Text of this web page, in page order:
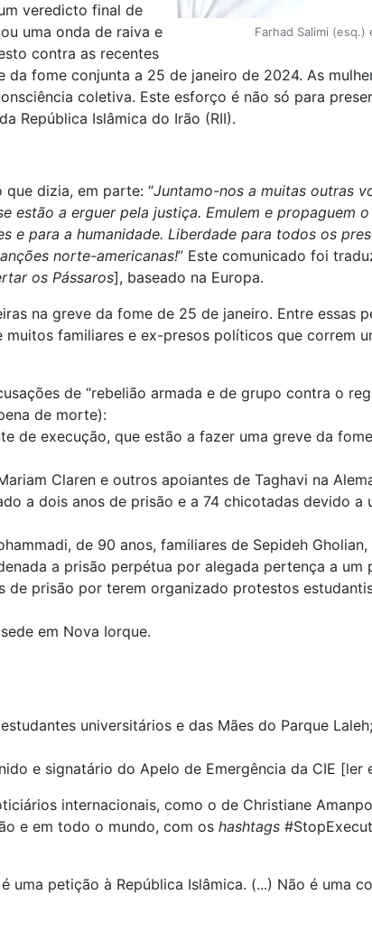
Farhad Salimi (esq.)
veredicto final de
uma onda de raiva e
contra as recentes
da fome conjunta a 25 de janeiro de 2024. As
coletiva. Este esforço é não só para
República Islâmica do Irão (RII).
dizia, em parte: “Juntamo-nos a muitas outras
estão a erguer pela justiça. Emulem e propaguem
e para a humanidade. Liberdade para todos os
norte-americanas!” Este comunicado foi
os Pássaros], baseado na Europa.
na greve da fome de 25 de janeiro. Entre essas
familiares e ex-presos políticos que correm
de “rebelião armada e de grupo contra o
de morte):
de execução, que estão a fazer uma greve da
Claren e outros apoiantes de Taghavi na
a dois anos de prisão e a 74 chicotadas devido a
de 90 anos, familiares de Sepideh
a prisão perpétua por alegada pertença a
de prisão por terem organizado protestos
em Nova Iorque.
universitários e das Mães do Parque Laleh;
e signatário do Apelo de Emergência da CIE [ler
internacionais, como o de Christiane
e em todo o mundo, com os hashtags
uma petição à República Islâmica. (...) Não é uma